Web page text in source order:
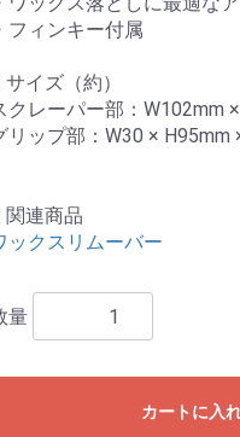
フィンキー付属
サイズ（約）
クレーパー部：W102mm
リップ部：W30 × H95mm
関連商品
ックスリムーバー
量
カートに入